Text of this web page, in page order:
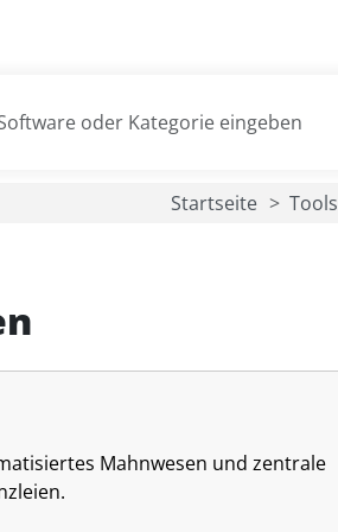
Startseite Tools
Mahnwesen und zentrale